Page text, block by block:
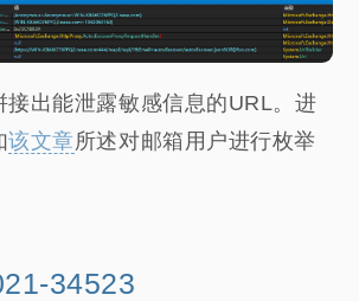
接出能泄露敏感信息的URL。进
该文章所述对邮箱用户进行枚举
34523